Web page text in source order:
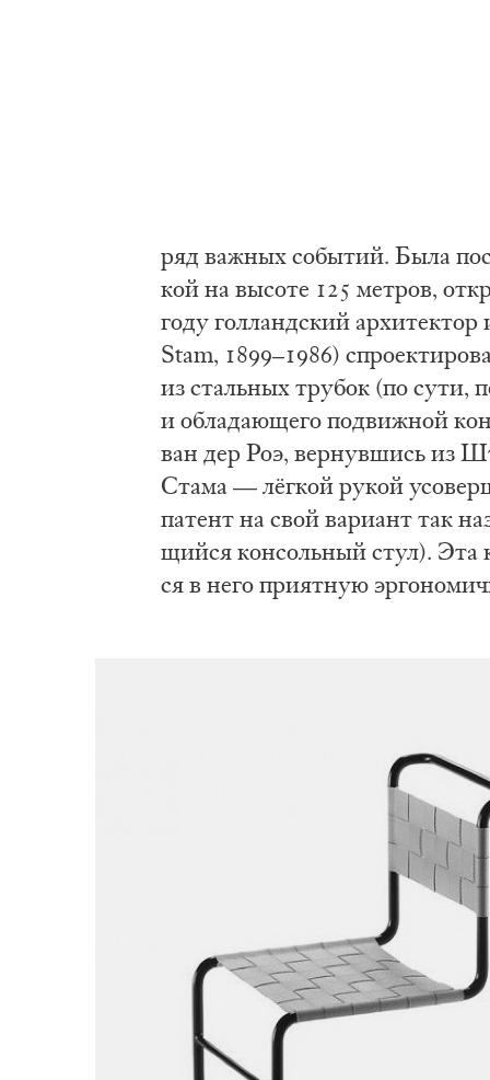
ряд важ­ных со­бы­тий. Бы­ла
кой на вы­со­те 125 мет­ров,
го­ду гол­ланд­ский
Stam, 1899–1986)
из сталь­ных тру­бок (по
и об­ла­да­ю­ще­го по­движ­ной
ван дер Роэ, вер­нув­шись из
Ста­ма — лёг­кой ру­кой
па­тент на сво­й ва­ри­ан­т так
щий­ся кон­соль­ный стул). Эта
ся в не­го при­ят­ную